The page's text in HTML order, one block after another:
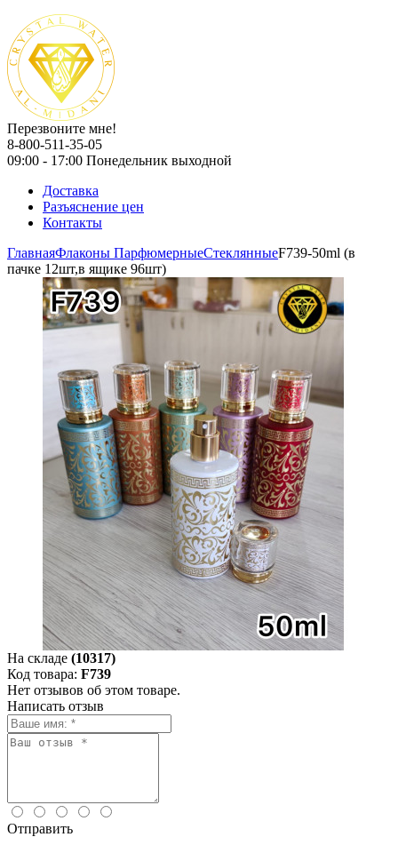
Перезвоните мне!
8-800-511-35-05
09:00 - 17:00 Понедельник выходной
Доставка
Разъяснение цен
Контакты
ГлавнаяФлаконы ПарфюмерныеСтеклянныеF739-50ml (в
пачке 12шт,в ящике 96шт)
На складе (10317)
Код товара: F739
Нет отзывов об этом товаре.
Написать отзыв
Отправить